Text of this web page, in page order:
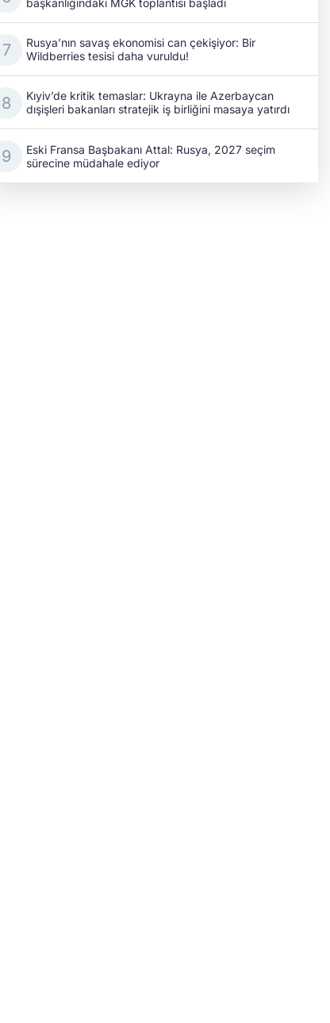
başkanlığındaki MGK toplantısı başladı
Rusya’nın savaş ekonomisi can çekişiyor: Bir
Wildberries tesisi daha vuruldu!
Kıyiv’de kritik temaslar: Ukrayna ile Azerbaycan
dışişleri bakanları stratejik iş birliğini masaya yatırdı
Eski Fransa Başbakanı Attal: Rusya, 2027 seçim
sürecine müdahale ediyor